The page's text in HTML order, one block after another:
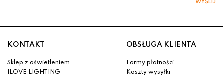
WYŚLIJ
KONTAKT
Sklep z oświetleniem
ILOVE LIGHTING
OBSŁUGA KLIENTA
Formy płatności
Koszty wysyłki